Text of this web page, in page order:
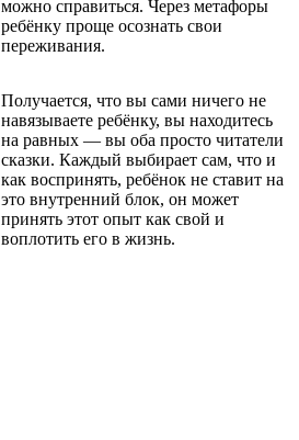
можно справиться. Через метафоры
ребёнку проще осознать свои
переживания.
Получается, что вы сами ничего не
навязываете ребёнку, вы находитесь
на равных — вы оба просто читатели
сказки. Каждый выбирает сам, что и
как воспринять, ребёнок не ставит на
это внутренний блок, он может
принять этот опыт как свой и
воплотить его в жизнь.